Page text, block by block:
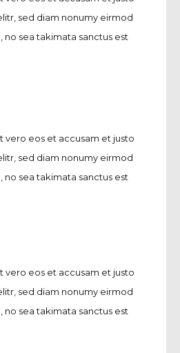
sed diam nonumy eirmod
sea takimata sanctus est
vero eos et accusam et justo
sed diam nonumy eirmod
sea takimata sanctus est
vero eos et accusam et justo
sed diam nonumy eirmod
sea takimata sanctus est